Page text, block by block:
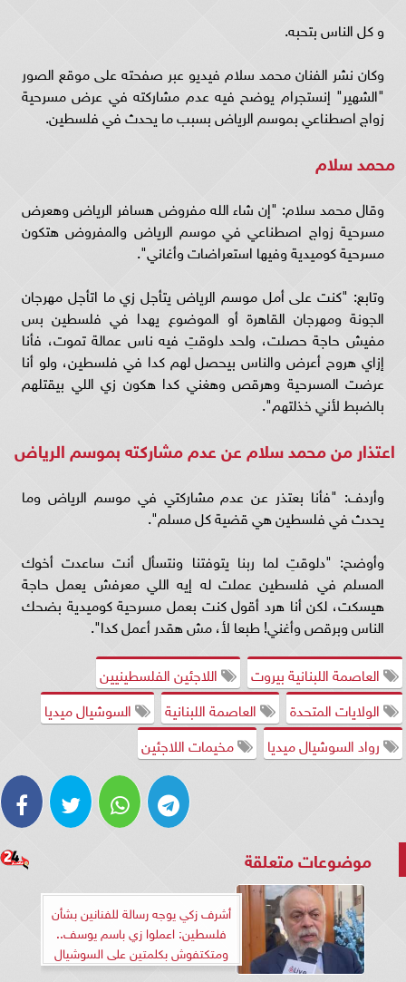
و كل الناس بتحبه.
وكان نشر الفنان محمد سلام فيديو عبر صفحته على موقع الصور
"الشهير" إنستجرام يوضح فيه عدم مشاركته في عرض مسرحية
زواج اصطناعي بموسم الرياض بسبب ما يحدث في فلسطين.
محمد سلام
وقال محمد سلام: "إن شاء الله مفروض هسافر الرياض وهعرض
مسرحية زواج اصطناعي في موسم الرياض والمفروض هتكون
مسرحية كوميدية وفيها استعراضات وأغاني".
وتابع: "كنت على أمل موسم الرياض يتأجل زي ما اتأجل مهرجان
الجونة ومهرجان القاهرة أو الموضوع يهدا في فلسطين بس
مفيش حاجة حصلت، ولحد دلوقتِ فيه ناس عمالة تموت، فأنا
إزاي هروح أعرض والناس بيحصل لهم كدا في فلسطين، ولو أنا
عرضت المسرحية وهرقص وهغني كدا هكون زي اللي بيقتلهم
بالضبط لأني خذلتهم".
اعتذار من محمد سلام عن عدم مشاركته بموسم الرياض
وأردف: "فأنا بعتذر عن عدم مشاركتي في موسم الرياض وما
يحدث في فلسطين هي قضية كل مسلم".
وأوضح: "دلوقتِ لما ربنا يتوفتنا ونتسأل أنت ساعدت أخوك
المسلم في فلسطين عملت له إيه اللي معرفش يعمل حاجة
هيسكت، لكن أنا هرد أقول كنت بعمل مسرحية كوميدية بضحك
الناس وبرقص وأغني! طبعا لأ، مش هقدر أعمل كدا".
العاصمة اللبنانية بيروت
اللاجئين الفلسطينيين
الولايات المتحدة
العاصمة اللبنانية
السوشيال ميديا
رواد السوشيال ميديا
مخيمات اللاجئين
موضوعات متعلقة
أشرف زكي يوجه رسالة للفنانين بشأن
فلسطين: اعملوا زي باسم يوسف..
ومتكتفوش بكلمتين على السوشيال
ميديا